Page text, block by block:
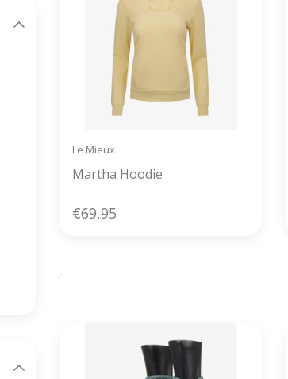
Le Mieux
Martha Hoodie
€69,95